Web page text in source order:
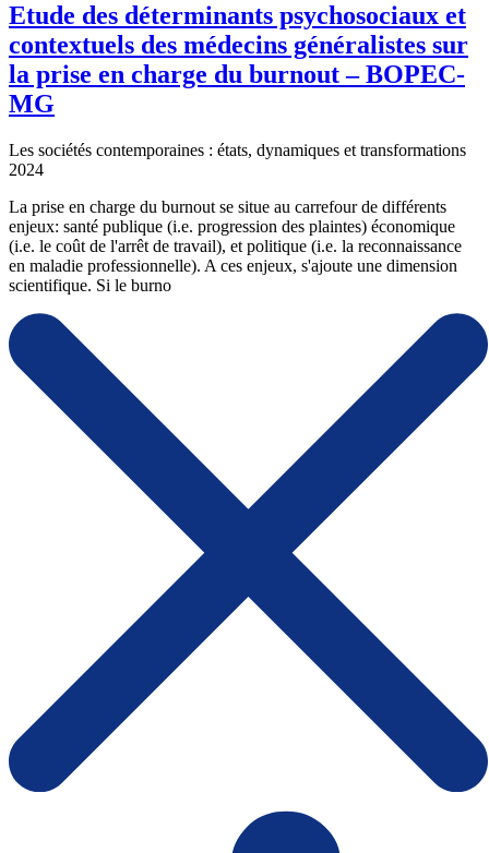
Etude des déterminants psychosociaux et
contextuels des médecins généralistes sur
la prise en charge du burnout – BOPEC-
MG
Les sociétés contemporaines : états, dynamiques et transformations
2024
La prise en charge du burnout se situe au carrefour de différents
enjeux: santé publique (i.e. progression des plaintes) économique
(i.e. le coût de l'arrêt de travail), et politique (i.e. la reconnaissance
en maladie professionnelle). A ces enjeux, s'ajoute une dimension
scientifique. Si le burno